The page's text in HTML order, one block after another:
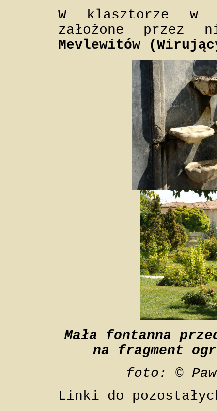
W klasztorze w
założone przez
Mevlewitów
Mała fontanna
na fragment
foto: ©
Linki do